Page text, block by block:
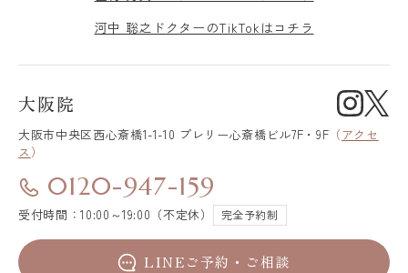
河中 聡之ドクターのTikTokはコチラ
大阪院
大阪市中央区西心斎橋1-1-10 プレリー心斎橋ビル7F・9F （アクセ
ス ）
0120-947-159
受付時間：10:00～19:00（不定休） 完全予約制
LINEご予約・ご相談